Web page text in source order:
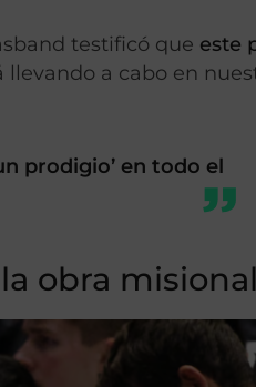
testificó que este
llevando a cabo en
prodigio’ en todo el
obra